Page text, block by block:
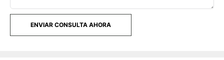
ENVIAR CONSULTA AHORA